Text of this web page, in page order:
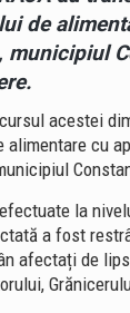
de
municipiul
acestei
cu
la
a fost
afectați de